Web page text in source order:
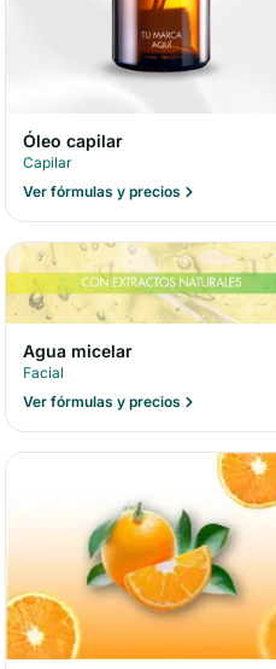
Óleo capilar
Capilar
Ver fórmulas y precios
Agua micelar
Facial
Ver fórmulas y precios